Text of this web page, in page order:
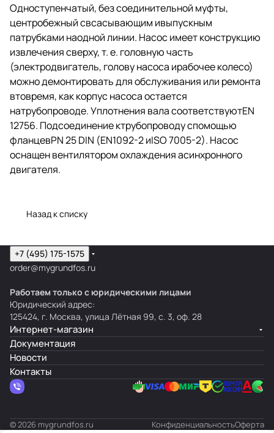
Одноступенчатый, без соединительной муфты,
центробежный свсасывающим ивыпускным
патрубками наодной линии. Насос имеет конструкцию
извлечения сверху,т. е. головную часть
(электродвигатель, голову насоса ирабочее колесо)
можно демонтировать для обслуживания или ремонта
втовремя, как корпус насоса остается
натрубопроводе. Уплотнения вала соответствуютEN
12756. Подсоединение ктрубопроводу спомощью
фланцевPN 25 DIN (EN1092-2 иISO 7005-2). Насос
оснащен вентилятором охлаждения асинхронного
двигателя.
Назад к списку
+7 (495) 175-1575
order@mygrundfos.ru
Работаем только с юридическими лицами
Юридический адрес:
125424, г. Москва, улица Лётная 99, с. 3, оф. 28
Интернет-магазин
Документация
Новости
Контакты
© 2026 mygrundfos.ru КонфиденциальностьОферта